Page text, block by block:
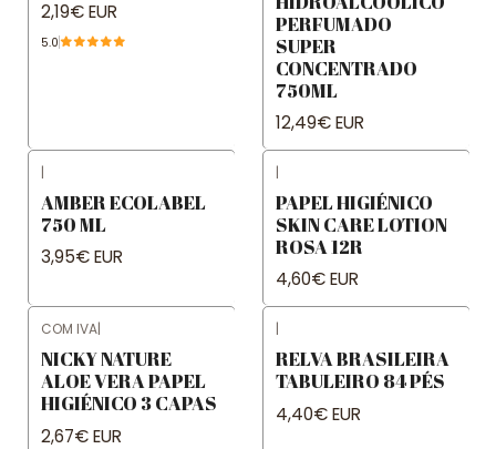
2,19€ EUR
5.0
PERFUMADO
SUPER
CONCENTRADO
750ML
12,49€ EUR
|
AMBER ECOLABEL
750 ML
3,95€ EUR
|
PAPEL HIGIÉNICO
SKIN CARE LOTION
ROSA 12R
4,60€ EUR
COM IVA|
NICKY NATURE
ALOE VERA PAPEL
HIGIÉNICO 3 CAPAS
2,67€ EUR
|
RELVA BRASILEIRA
TABULEIRO 84 PÉS
4,40€ EUR